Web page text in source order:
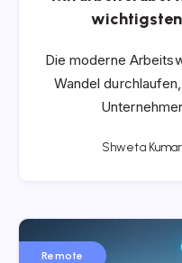
Die moderne
Wandel
Shweta
Remote